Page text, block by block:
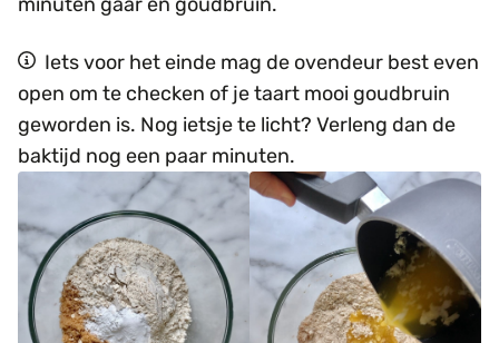
Iets voor het einde mag de ovendeur best even
open om te checken of je taart mooi goudbruin
geworden is. Nog ietsje te licht? Verleng dan de
baktijd nog een paar minuten.